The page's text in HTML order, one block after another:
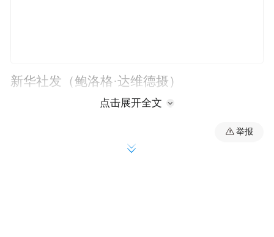
新华社发（鲍洛格·达维德摄）
点击展开全文
举报